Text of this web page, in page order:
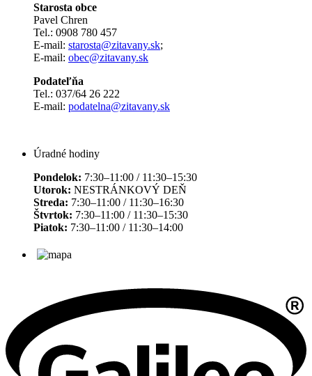
Starosta obce
Pavel Chren
Tel.: 0908 780 457
E-mail: starosta@zitavany.sk;
E-mail: obec@zitavany.sk
Podateľňa
Tel.: 037/64 26 222
E-mail: podatelna@zitavany.sk
Úradné hodiny
Pondelok: 7:30–11:00 / 11:30–15:30
Utorok: NESTRÁNKOVÝ DEŇ
Streda: 7:30–11:00 / 11:30–16:30
Štvrtok: 7:30–11:00 / 11:30–15:30
Piatok: 7:30–11:00 / 11:30–14:00